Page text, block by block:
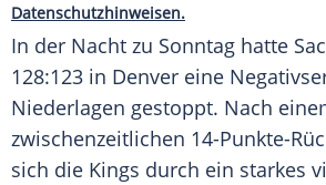
Datenschutzhinweisen.
In der Nacht zu Sonntag hatte
128:123 in Denver eine
Niederlagen gestoppt. Nach
zwischenzeitlichen 14-Punkte-
sich die Kings durch ein starkes